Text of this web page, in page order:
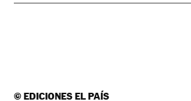
©EDICIONES EL PAÍS